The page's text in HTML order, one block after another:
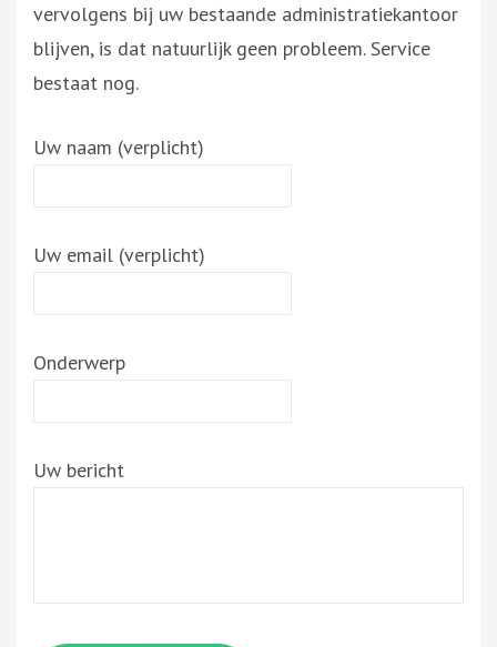
vervolgens bij uw bestaande administratiekantoor
blijven, is dat natuurlijk geen probleem. Service
bestaat nog.
Uw naam (verplicht)
Uw email (verplicht)
Onderwerp
Uw bericht